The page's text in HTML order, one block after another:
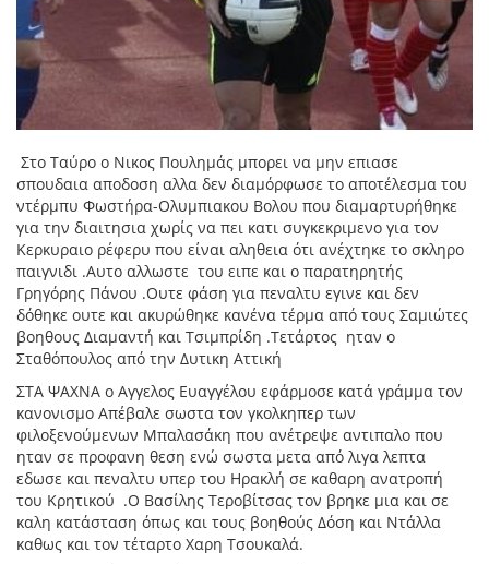
Στο Ταύρο ο Νικος Πουλημάς μπορει να μην επιασε
σπουδαια αποδοση αλλα δεν διαμόρφωσε το αποτέλεσμα του
ντέρμπυ Φωστήρα-Ολυμπιακου Βολου που διαμαρτυρήθηκε
για την διαιτησια χωρίς να πει κατι συγκεκριμενο για τον
Κερκυραιο ρέφερυ που είναι αληθεια ότι ανέχτηκε το σκληρο
παιγνιδι .Αυτο αλλωστε του ειπε και ο παρατηρητής
Γρηγόρης Πάνου .Ουτε φάση για πεναλτυ εγινε και δεν
δόθηκε ουτε και ακυρώθηκε κανένα τέρμα από τους Σαμιώτες
βοηθους Διαμαντή και Τσιμπρίδη .Τετάρτος ηταν ο
Σταθόπουλος από την Δυτικη Αττική
ΣΤΑ ΨΑΧΝΑ ο Αγγελος Ευαγγέλου εφάρμοσε κατά γράμμα τον
κανονισμο Απέβαλε σωστα τον γκολκηπερ των
φιλοξενούμενων Μπαλασάκη που ανέτρεψε αντιπαλο που
ηταν σε προφανη θεση ενώ σωστα μετα από λιγα λεπτα
εδωσε και πεναλτυ υπερ του Ηρακλή σε καθαρη ανατροπή
του Κρητικού .Ο Βασίλης Τεροβίτσας τον βρηκε μια και σε
καλη κατάσταση όπως και τους βοηθούς Δόση και Ντάλλα
καθως και τον τέταρτο Χαρη Τσουκαλά.